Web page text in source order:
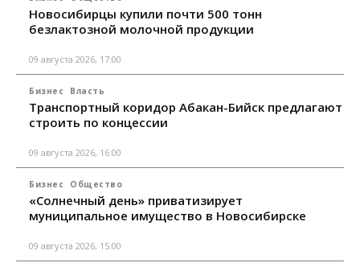
Новосибирцы купили почти 500 тонн
безлактозной молочной продукции
09 августа 2026, 17:00
Бизнес Власть
Транспортный коридор Абакан-Бийск предлагают
строить по концессии
09 августа 2026, 16:00
Бизнес Общество
«Солнечный день» приватизирует
муниципальное имущество в Новосибирске
09 августа 2026, 15:00